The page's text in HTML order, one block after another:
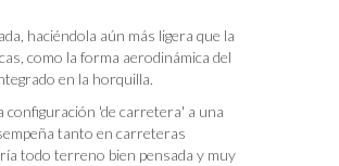
haciéndola aún más ligera que la
como la forma aerodinámica del
en la horquilla.
configuración 'de carretera' a una
tanto en carreteras
todo terreno bien pensada y muy